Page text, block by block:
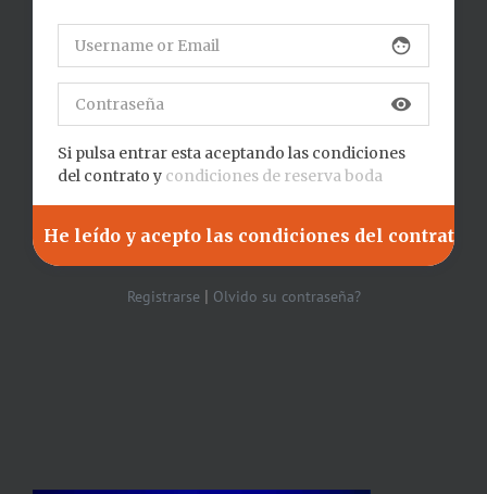
face
visibility
Si pulsa entrar esta aceptando las condiciones
del contrato y condiciones de reserva boda
Registrarse| Olvido su contraseña?